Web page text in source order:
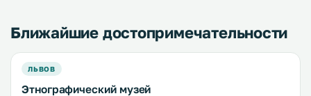
Ближайшие достопримечательности
ЛЬВОВ
Этнографический музей